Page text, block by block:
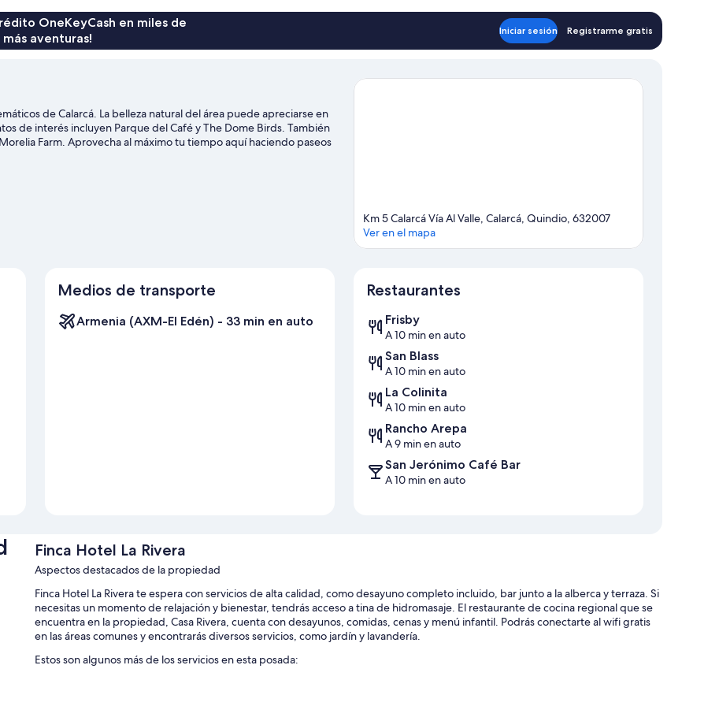
OneKeyCash en miles de
aventuras!
Iniciar sesión Registrarme gratis
de Calarcá. La belleza natural del área puede apreciarse en
de interés incluyen Parque del Café y The Dome Birds. También
Farm. Aprovecha al máximo tu tiempo aquí haciendo paseos
Km 5 Calarcá Vía Al Valle, Calarcá, Quindio, 632007
Ver en el mapa
Medios de transporte
Armenia (AXM-El Edén) - 33 min en auto
Restaurantes
Frisby
A 10 min en auto
San Blass
A 10 min en auto
La Colinita
A 10 min en auto
Rancho Arepa
A 9 min en auto
San Jerónimo Café Bar
A 10 min en auto
Finca Hotel La Rivera
Aspectos destacados de la propiedad
Finca Hotel La Rivera te espera con servicios de alta calidad, como desayuno completo incluido, bar junto a la alberca y terraza. Si
necesitas un momento de relajación y bienestar, tendrás acceso a tina de hidromasaje. El restaurante de cocina regional que se
encuentra en la propiedad, Casa Rivera, cuenta con desayunos, comidas, cenas y menú infantil. Podrás conectarte al wifi gratis
en las áreas comunes y encontrarás diversos servicios, como jardín y lavandería.
Estos son algunos más de los servicios en esta posada: